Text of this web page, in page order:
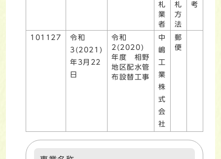
札
業
者
札
方
法
考
101127
令和
3(2021)
年3月22
日
令和
2(2020)
年度 相野
地区配水管
布設替工事
中
嶋
工
業
株
式
会
社
郵
便